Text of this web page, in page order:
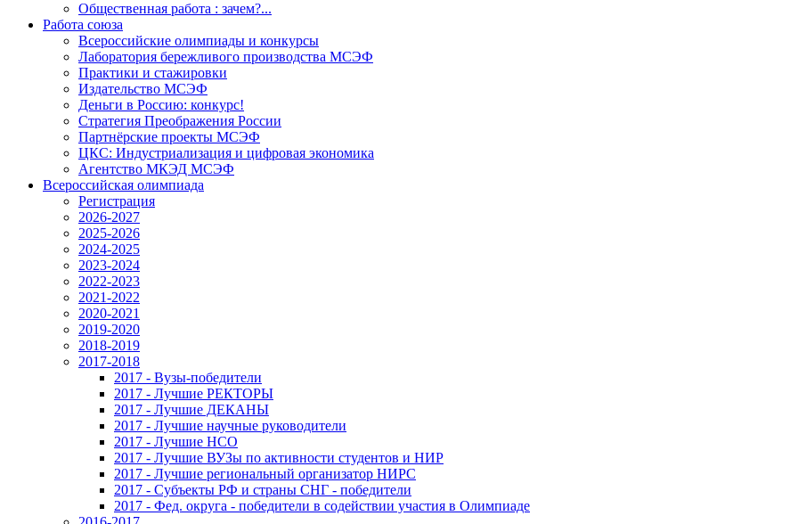
Общественная работа : зачем?...
Работа союза
Всероссийские олимпиады и конкурсы
Лаборатория бережливого производства МСЭФ
Практики и стажировки
Издательство МСЭФ
Деньги в Россию: конкурс!
Стратегия Преображения России
Партнёрские проекты МСЭФ
ЦКС: Индустриализация и цифровая экономика
Агентство МКЭД МСЭФ
Всероссийская олимпиада
Регистрация
2026-2027
2025-2026
2024-2025
2023-2024
2022-2023
2021-2022
2020-2021
2019-2020
2018-2019
2017-2018
2017 - Вузы-победители
2017 - Лучшие РЕКТОРЫ
2017 - Лучшие ДЕКАНЫ
2017 - Лучшие научные руководители
2017 - Лучшие НСО
2017 - Лучшие ВУЗы по активности студентов и НИР
2017 - Лучшие региональный организатор НИРС
2017 - Субъекты РФ и страны СНГ - победители
2017 - Фед. округа - победители в содействии участия в Олимпиаде